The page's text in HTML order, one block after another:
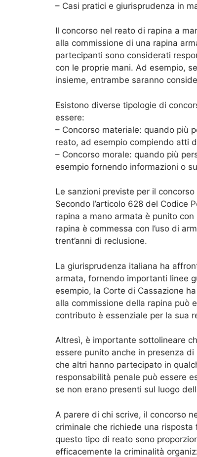
– Casi pratici e giurisprudenza in
Il concorso nel reato di rapina a
alla commissione di una rapina
partecipanti sono considerati
con le proprie mani. Ad esempio,
insieme, entrambe saranno
Esistono diverse tipologie di
essere:
– Concorso materiale: quando più
reato, ad esempio compiendo atti
– Concorso morale: quando più
esempio fornendo informazioni o
Le sanzioni previste per il
Secondo l’articolo 628 del Codice
rapina a mano armata è punito
rapina è commessa con l’uso di
trent’anni di reclusione.
La giurisprudenza italiana ha
armata, fornendo importanti linee
esempio, la Corte di Cassazione
alla commissione della rapina può
contributo è essenziale per la sua
Altresì, è importante sottolineare
essere punito anche in presenza
che altri hanno partecipato in
responsabilità penale può essere
se non erano presenti sul luogo
A parere di chi scrive, il concorso
criminale che richiede una
questo tipo di reato sono
efficacemente la criminalità